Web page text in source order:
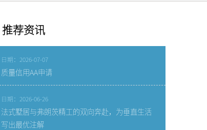
推荐资讯
日期：2026-07-07
质量信用AA申请
日期：2026-06-26
法式墅居与弗朗茨精工的双向奔赴，为垂直生活
写出最优注解